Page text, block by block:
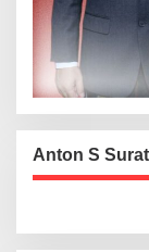
Anton S